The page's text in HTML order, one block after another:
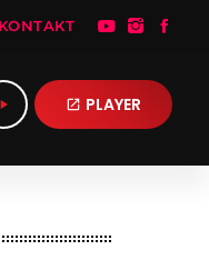
KONTAKT
play_arrow open_in_new PLAYER